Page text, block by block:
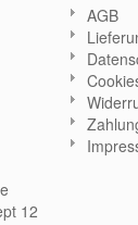
12
AGB